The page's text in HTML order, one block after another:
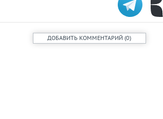
ДОБАВИТЬ КОММЕНТАРИЙ (0)